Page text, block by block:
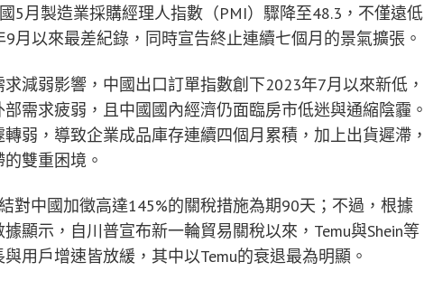
5月製造業採購經理人指數（PMI）驟降至48.3，不僅遠低
月以來最差紀錄，同時宣告終止連續七個月的景氣擴張。
減弱影響，中國出口訂單指數創下2023年7月以來新低，
需求疲弱，且中國國內經濟仍面臨房市低迷與通縮陰霾。
弱，導致企業成品庫存連續四個月累積，加上出貨遲滯，
雙重困境。
對中國加徵高達145%的關稅措施為期90天；不過，根據
顯示，自川普宣布新一輪貿易關稅以來，Temu與Shein等
用戶增速皆放緩，其中以Temu的衰退最為明顯。